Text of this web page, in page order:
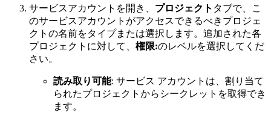
サービスアカウントを開き、 プロジェクト タブで、こ
のサービスアカウントがアクセスできるべきプロジェ
クトの名前をタイプまたは選択します。追加された各
プロジェクトに対して、 権限:のレベルを選択してくだ
さい。
読み取り可能: サービス アカウントは、割り当て
られたプロジェクトからシークレットを取得でき
ます。